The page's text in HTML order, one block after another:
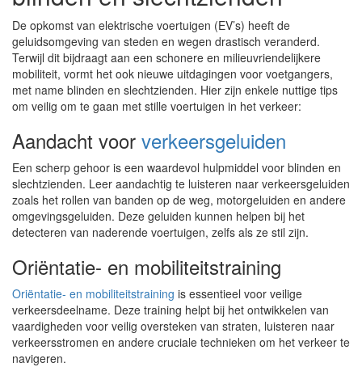
De opkomst van elektrische voertuigen (EV’s) heeft de
geluidsomgeving van steden en wegen drastisch veranderd.
Terwijl dit bijdraagt aan een schonere en milieuvriendelijkere
mobiliteit, vormt het ook nieuwe uitdagingen voor voetgangers,
met name blinden en slechtzienden. Hier zijn enkele nuttige tips
om veilig om te gaan met stille voertuigen in het verkeer:
Aandacht voor verkeersgeluiden
Een scherp gehoor is een waardevol hulpmiddel voor blinden en
slechtzienden. Leer aandachtig te luisteren naar verkeersgeluiden
zoals het rollen van banden op de weg, motorgeluiden en andere
omgevingsgeluiden. Deze geluiden kunnen helpen bij het
detecteren van naderende voertuigen, zelfs als ze stil zijn.
Oriëntatie- en mobiliteitstraining
Oriëntatie- en mobiliteitstraining is essentieel voor veilige
verkeersdeelname. Deze training helpt bij het ontwikkelen van
vaardigheden voor veilig oversteken van straten, luisteren naar
verkeersstromen en andere cruciale technieken om het verkeer te
navigeren.